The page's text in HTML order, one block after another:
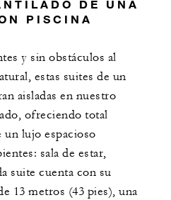
DE UNA
PISCINA
y sin obstáculos al
estas suites de un
aisladas en nuestro
ofreciendo total
lujo espacioso
sala de estar,
suite cuenta con su
13 metros (43 pies), una